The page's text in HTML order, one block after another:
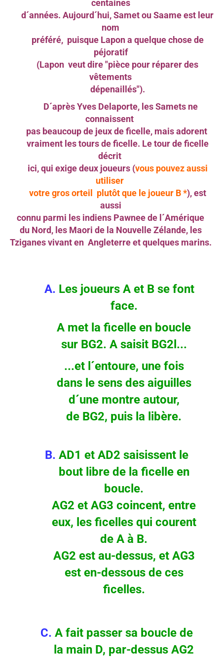
centaines
d´années. Aujourd´hui, Samet ou Saame est leur
nom
préféré, puisque Lapon a quelque chose de
péjoratif
(Lapon veut dire "pièce pour réparer des
vêtements
dépenaillés").
D´après Yves Delaporte, les Samets ne
connaissent
pas beaucoup de jeux de ficelle, mais adorent
vraiment les tours de ficelle. Le tour de ficelle
décrit
ici, qui exige deux joueurs (vous pouvez aussi
utiliser
votre gros orteil plutôt que le joueur B*), est
aussi
connu parmi les indiens Pawnee de l´Amérique
du Nord, les Maori de la Nouvelle Zélande, les
Tziganes vivant en Angleterre et quelques marins.
A. Les joueurs A et B se font
face.
A met la ficelle en boucle
sur BG2. A saisit BG2l...
...et l´entoure, une fois
dans le sens des aiguilles
d´une montre autour,
de BG2, puis la libère.
B. AD1 et AD2 saisissent le
bout libre de la ficelle en
boucle.
AG2 et AG3 coincent, entre
eux, les ficelles qui courent
de A à B.
AG2 est au-dessus, et AG3
est en-dessous de ces
ficelles.
C. A fait passer sa boucle de
la main D, par-dessus AG2